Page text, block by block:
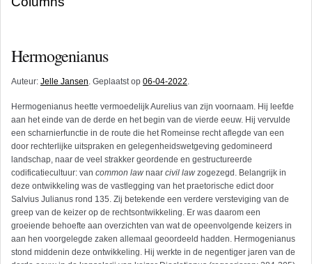
Hermogenianus
Auteur: Jelle Jansen. Geplaatst op 06-04-2022.
Hermogenianus heette vermoedelijk Aurelius van zijn voornaam. Hij leefde
aan het einde van de derde en het begin van de vierde eeuw. Hij vervulde
een scharnierfunctie in de route die het Romeinse recht aflegde van een
door rechterlijke uitspraken en gelegenheidswetgeving gedomineerd
landschap, naar de veel strakker geordende en gestructureerde
codificatiecultuur: van common law naar civil law zogezegd. Belangrijk in
deze ontwikkeling was de vastlegging van het praetorische edict door
Salvius Julianus rond 135. Zij betekende een verdere versteviging van de
greep van de keizer op de rechtsontwikkeling. Er was daarom een
groeiende behoefte aan overzichten van wat de opeenvolgende keizers in
aan hen voorgelegde zaken allemaal geoordeeld hadden. Hermogenianus
stond middenin deze ontwikkeling. Hij werkte in de negentiger jaren van de